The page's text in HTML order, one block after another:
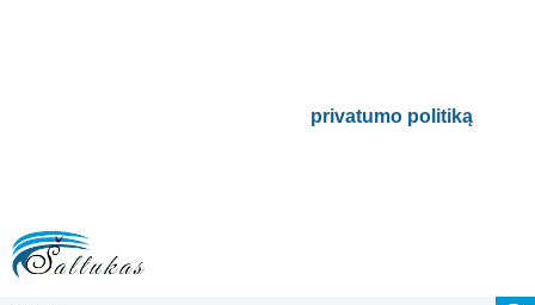
privatumo politiką.